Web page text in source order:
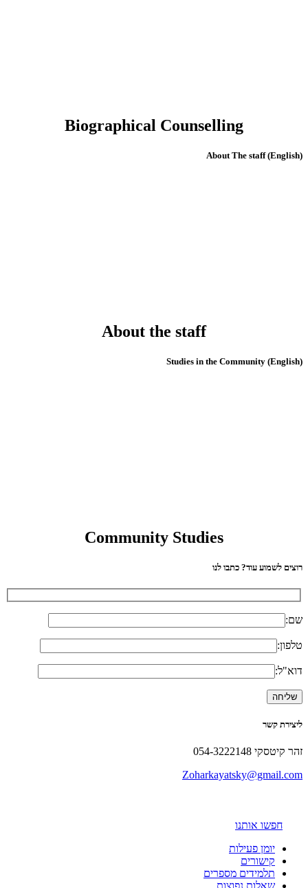
Biographical Counselling
(English) About The staff
About the staff
(English) Studies in the Community
Community Studies
רוצים לשמוע עוד? כתבו לנו
שם:
טלפון:
דוא"ל:
ליצירת קשר
זהר קיטסקי 054-3222148
Zoharkayatsky@gmail.com
חפשו אותנו
יומן פעילות
קישורים
תלמידים מספרים